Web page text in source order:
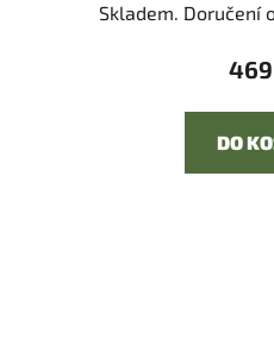
Skladem. Doručení
DO